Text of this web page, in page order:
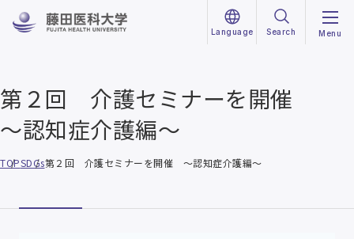
Language Search Menu
第２回 介護セミナーを開催
～認知症介護編～
TOPSDGs第２回 介護セミナーを開催 ～認知症介護編～